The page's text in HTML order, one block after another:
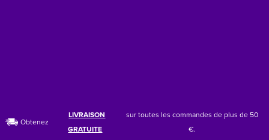
Obtenez
LIVRAISON
GRATUITE
sur toutes les commandes de plus de 50
€.